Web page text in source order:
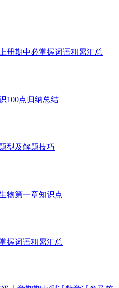
册期中必掌握词语积累汇总
100点归纳总结
型及解题技巧
物第一章知识点
握词语积累汇总